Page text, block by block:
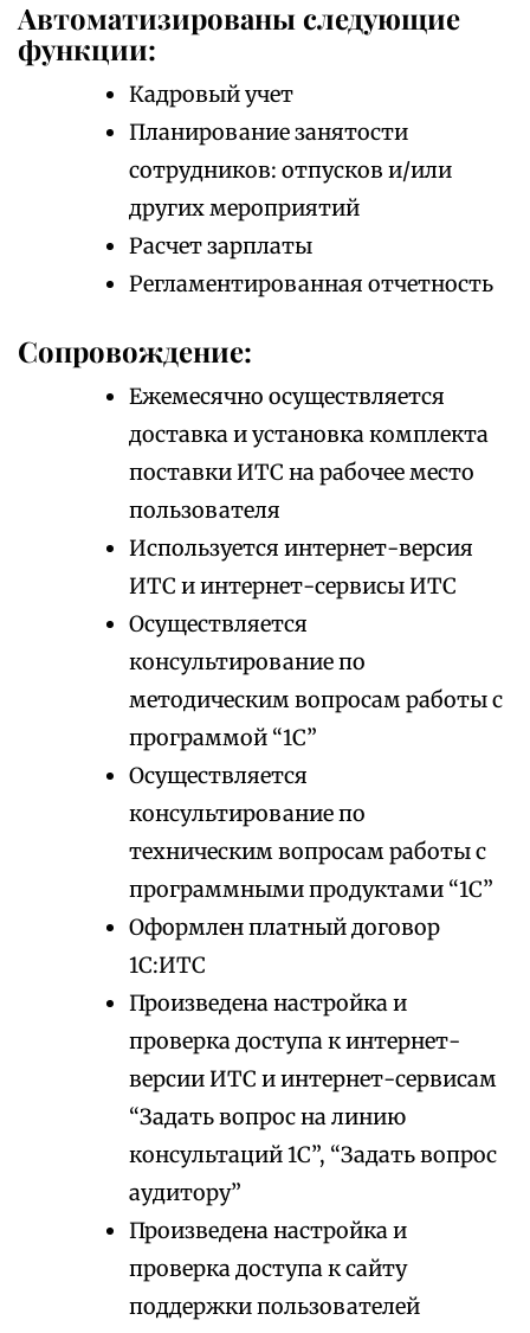
Автоматизированы следующие
функции:
Кадровый учет
Планирование занятости
сотрудников: отпусков и/или
других мероприятий
Расчет зарплаты
Регламентированная отчетность
Сопровождение:
Ежемесячно осуществляется
доставка и установка комплекта
поставки ИТС на рабочее место
пользователя
Используется интернет-версия
ИТС и интернет-сервисы ИТС
Осуществляется
консультирование по
методическим вопросам работы с
программой “1С”
Осуществляется
консультирование по
техническим вопросам работы с
программными продуктами “1С”
Оформлен платный договор
1С:ИТС
Произведена настройка и
проверка доступа к интернет-
версии ИТС и интернет-сервисам
“Задать вопрос на линию
консультаций 1С”, “Задать вопрос
аудитору”
Произведена настройка и
проверка доступа к сайту
поддержки пользователей